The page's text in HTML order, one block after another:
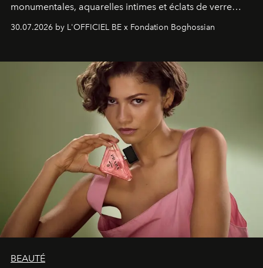
monumentales, aquarelles intimes et éclats de verre
soufflé, l’artiste français compose un itinéraire
émotionnel où chaque œuvre devient le souvenir
émerveillement.
30.07.2026 by L'OFFICIEL BE x Fondation Boghossian
BEAUTÉ